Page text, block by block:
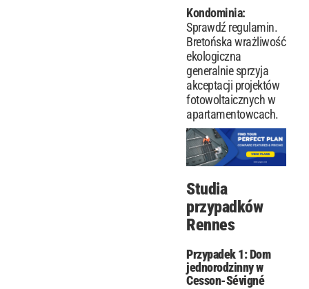
Kondominia:
Sprawdź regulamin.
Bretońska wrażliwość
ekologiczna
generalnie sprzyja
akceptacji projektów
fotowoltaicznych w
apartamentowcach.
Studia
przypadków
Rennes
Przypadek 1: Dom
jednorodzinny w
Cesson-Sévigné